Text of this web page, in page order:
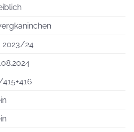
2023/24